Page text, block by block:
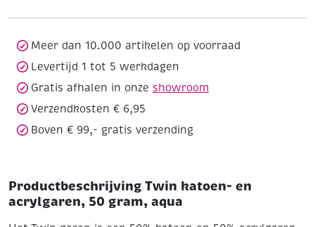
aqua
Meer dan 10.000 artikelen op voorraad
Levertijd 1 tot 5 werkdagen
Gratis afhalen in onze showroom
Verzendkosten € 6,95
Boven € 99,- gratis verzending
Productbeschrijving Twin katoen- en
acrylgaren, 50 gram, aqua